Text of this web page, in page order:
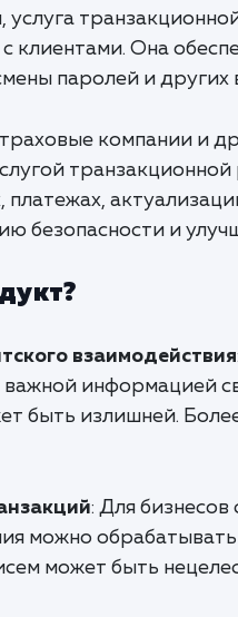
клиентами. Она
паролей и
компании и
безопасности и
взаимодействия
информацией
быть излишней.
: Для
можно
может быть